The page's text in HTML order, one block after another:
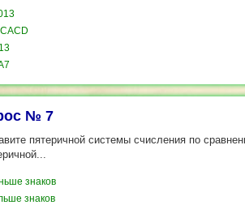
№ 7
пятеричной системы счисления по
знаков
знаков